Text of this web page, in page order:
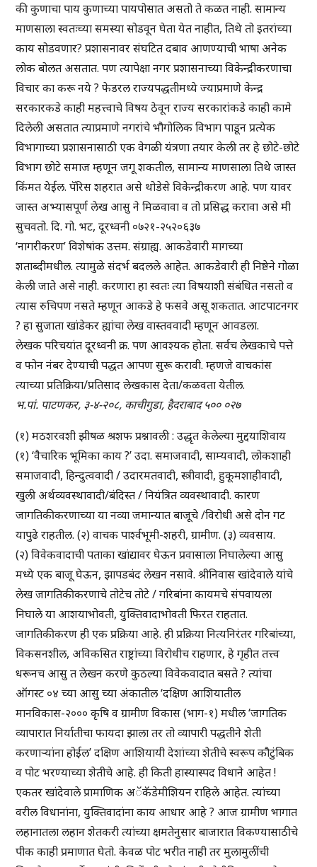
की कुणाचा पाय कुणाच्या पायपोसात असतो ते कळत नाही. सामान्य
माणसाला स्वतःच्या समस्या सोडवून घेता येत नाहीत, तिथे तो इतरांच्या
काय सोडवणार? प्रशासनावर संघटित दबाव आणण्याची भाषा अनेक
लोक बोलत असतात. पण त्यापेक्षा नगर प्रशासनाच्या विकेन्द्रीकरणाचा
विचार का करू नये ? फेडरल राज्यपद्धतीमध्ये ज्याप्रमाणे केन्द्र
सरकारकडे काही महत्त्वाचे विषय ठेवून राज्य सरकारांकडे काही कामे
दिलेली असतात त्याप्रमाणे नगरांचे भौगोलिक विभाग पाडून प्रत्येक
विभागाच्या प्रशासनासाठी एक वेगळी यंत्रणा तयार केली तर हे छोटे-छोटे
विभाग छोटे समाज म्हणून जगू शकतील, सामान्य माणसाला तिथे जास्त
किंमत येईल. पॅरिस शहरात असे थोडेसे विकेन्द्रीकरण आहे. पण यावर
जास्त अभ्यासपूर्ण लेख आसु ने मिळवावा व तो प्रसिद्ध करावा असे मी
सुचवतो. दि. गो. भट, दूरध्वनी ०७२१-२५२०६३७
‘नागरीकरण’ विशेषांक उत्तम. संग्राह्य. आकडेवारी मागच्या
शताब्दीमधील. त्यामुळे संदर्भ बदलले आहेत. आकडेवारी ही निष्ठेने गोळा
केली जाते असे नाही. करणारा हा स्वतः त्या विषयाशी संबंधित नसतो व
त्यास रुचिपण नसते म्हणून आकडे हे फसवे असू शकतात. आटपाटनगर
? हा सुजाता खांडेकर ह्यांचा लेख वास्तववादी म्हणून आवडला.
लेखक परिचयांत दूरध्वनी क्र. पण आवश्यक होता. सर्वच लेखकाचे पत्ते
व फोन नंबर देण्याची पद्धत आपण सुरू करावी. म्हणजे वाचकांस
त्याच्या प्रतिक्रिया/प्रतिसाद लेखकास देता/कळवता येतील.
भ.पां. पाटणकर, ३-४-२०८, काचीगुडा, हैदराबाद ५०० ०२७
(१) मठशरवशी झीषळ श्रशफ प्रश्नावली : उद्धृत केलेल्या मुद्दयाशिवाय
(१) ‘वैचारिक भूमिका काय ?’ उदा. समाजवादी, साम्यवादी, लोकशाही
समाजवादी, हिन्दुत्ववादी / उदारमतवादी, स्त्रीवादी, हुकूमशाहीवादी,
खुली अर्थव्यवस्थावादी/बंदिस्त / नियंत्रित व्यवस्थावादी. कारण
जागतिकीकरणाच्या या नव्या जमान्यात बाजूचे /विरोधी असे दोन गट
यापुढे राहतील. (२) वाचक पार्श्वभूमी-शहरी, ग्रामीण. (३) व्यवसाय.
(२) विवेकवादाची पताका खांद्यावर घेऊन प्रवासाला निघालेल्या आसु
मध्ये एक बाजू घेऊन, झापडबंद लेखन नसावे. श्रीनिवास खांदेवाले यांचे
लेख जागतिकीकरणाचे तोटेच तोटे / गरिबांना कायमचे संपवायला
निघाले या आशयाभोवती, युक्तिवादाभोवती फिरत राहतात.
जागतिकीकरण ही एक प्रक्रिया आहे. ही प्रक्रिया नित्यनिरंतर गरिबांच्या,
विकसनशील, अविकसित राष्ट्रांच्या विरोधीच राहणार, हे गृहीत तत्त्व
धरूनच आसु त लेखन करणे कुठल्या विवेकवादात बसते ? त्यांचा
ऑगस्ट ०४ च्या आसु च्या अंकातील ‘दक्षिण आशियातील
मानविकास-२००० कृषि व ग्रामीण विकास (भाग-१) मधील ‘जागतिक
व्यापारात निर्यातीचा फायदा झाला तर तो व्यापारी पद्धतीने शेती
करणाऱ्यांना होईल’ दक्षिण आशियायी देशांच्या शेतीचे स्वरूप कौटुंबिक
व पोट भरण्याच्या शेतीचे आहे. ही किती हास्यास्पद विधाने आहेत !
एकतर खांदेवाले प्रामाणिक अॅकॅडेमीशियन राहिले आहेत. त्यांच्या
वरील विधानांना, युक्तिवादांना काय आधार आहे ? आज ग्रामीण भागात
लहानातला लहान शेतकरी त्यांच्या क्षमतेनुसार बाजारात विकण्यासाठीचे
पीक काही प्रमाणात घेतो. केवळ पोट भरीत नाही तर मुलामुलींची